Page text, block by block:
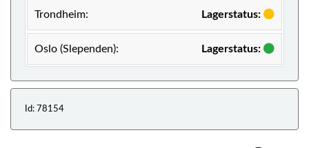
Trondheim: Lagerstatus:
Oslo (Slependen): Lagerstatus:
Id: 78154